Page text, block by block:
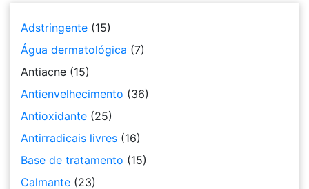
Adstringente (15)
Água dermatológica (7)
Antiacne (15)
Antienvelhecimento (36)
Antioxidante (25)
Antirradicais livres (16)
Base de tratamento (15)
Calmante (23)